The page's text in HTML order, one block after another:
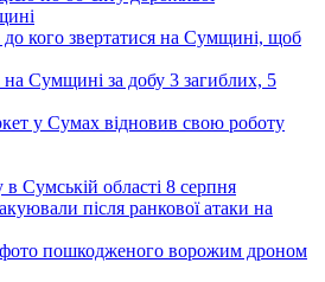
до кого звертатися на Сумщині, щоб
на Сумщині за добу 3 загиблих, 5
у Сумах відновив свою роботу
в Сумській області 8 серпня
після ранкової атаки на
фото пошкодженого ворожим дроном